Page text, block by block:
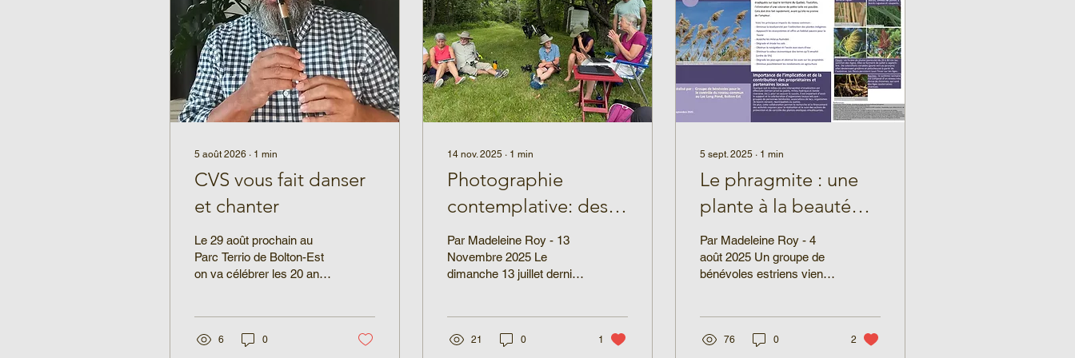
5 août 2026 ∙ 1 min
CVS vous fait danser
et chanter
Le 29 août prochain au
Parc Terrio de Bolton-Est
on va célébrer les 20 ans
mais aussi en dansant et
6 0
14 nov. 2025 ∙ 1 min
Photographie
contemplative: des
membres de CVS sur
les traces d'Anna
Brzeski
Par Madeleine Roy - 13
Novembre 2025 Le
dimanche 13 juillet dernier,
photographie
21 0 1
5 sept. 2025 ∙ 1 min
Le phragmite : une
plante à la beauté
ravageuse qui gagne
du terrain en Estrie
Par Madeleine Roy - 4
août 2025 Un groupe de
bénévoles estriens vient
76 0 2